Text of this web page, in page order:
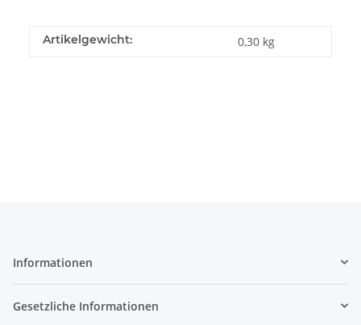
Artikelgewicht: 0,30 kg
Informationen
Gesetzliche Informationen